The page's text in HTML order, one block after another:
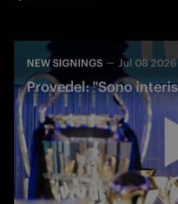
NEW SIGNINGS Jul 08 2026